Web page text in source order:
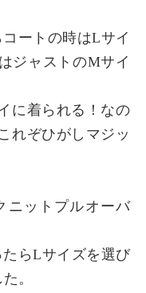
ートの時はLサイ
ジャストのMサイ
に着られる！なの
れぞひがしマジッ
ニットプルオーバ
らLサイズを選び
。